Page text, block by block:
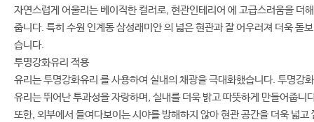
자연스럽게 어울리는 베이직한 컬러로, 현관인테리어 에 고급스러움을 더해
줍니다. 특히 수원 인계동 삼성래미안 의 넓은 현관과 잘 어우러져 더욱 돋
습니다.
투명강화유리 적용
유리는 투명강화유리 를 사용하여 실내의 채광을 극대화했습니다. 투명강화
유리는 뛰어난 투과성을 자랑하며, 실내를 더욱 밝고 따뜻하게 만들어줍니
또한, 외부에서 들여다보이는 시야를 방해하지 않아 현관 공간을 더욱 넓고